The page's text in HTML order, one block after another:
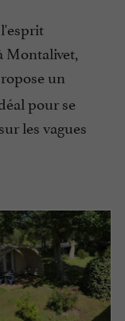
Montalivet,
un
pour se
les vagues